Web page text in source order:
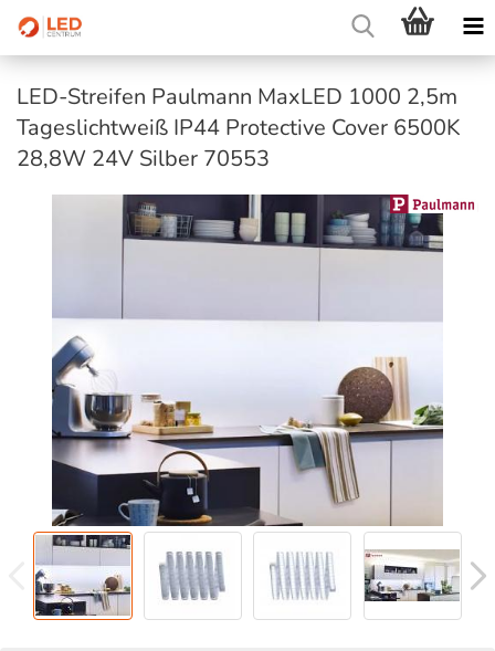
LED-Streifen Paulmann MaxLED 1000 2,5m
Tageslichtweiß IP44 Protective Cover 6500K
28,8W 24V Silber 70553